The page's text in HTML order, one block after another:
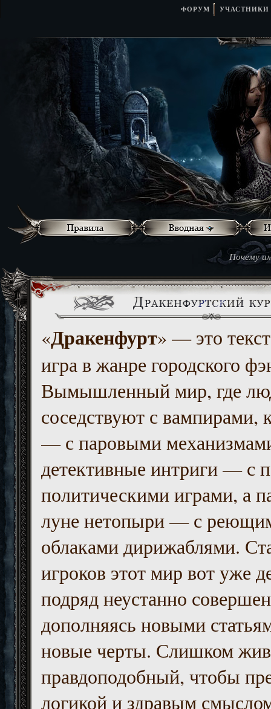
ФОРУМ УЧАСТНИКИ
Почему
«Дракенфурт» — это
игра в жанре городского
Вымышленный мир, где
соседствуют с вампирами,
— с паровыми
детективные интриги — с
политическими играми, а
луне нетопыри — с
облаками дирижаблями.
игроков этот мир вот уже
подряд неустанно
дополняясь новыми
новые черты. Слишком
правдоподобный, чтобы
логикой и здравым